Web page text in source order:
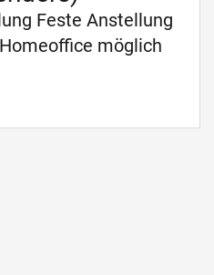
Feste Anstellung
möglich